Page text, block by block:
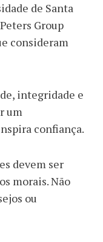
de Santa
Group
consideram
integridade e
um
confiança.
devem ser
morais. Não
ou